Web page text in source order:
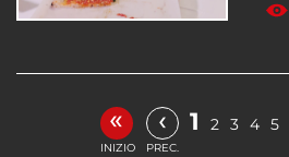
«
INIZIO
‹
PREC.
1 2 3 4 5